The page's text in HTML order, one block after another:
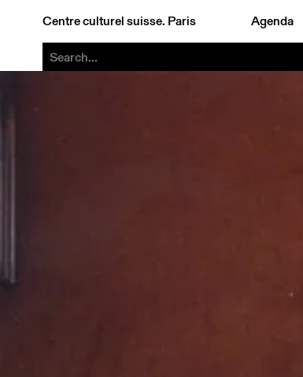
Centre culturel suisse. Paris Agenda